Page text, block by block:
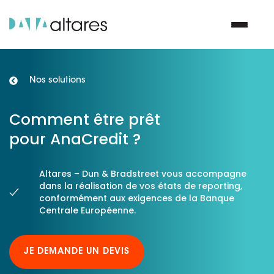
Vos enjeux
Nos data
Nos partenaires
Nos solutions
Comment être prêt
pour AnaCredit ?
Altares – Dun & Bradstreet vous accompagne
dans la réalisation de vos états de reporting,
conformément aux exigences de la Banque
Centrale Européenne.
JE DEMANDE UN DEVIS